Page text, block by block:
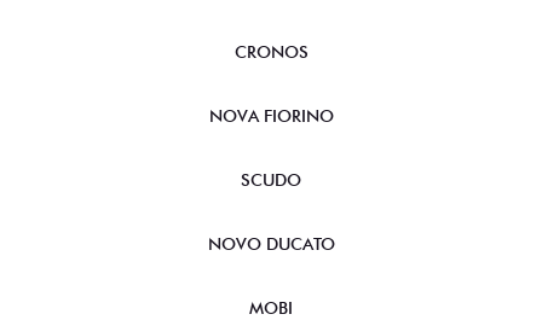
CRONOS
NOVA FIORINO
SCUDO
NOVO DUCATO
MOBI